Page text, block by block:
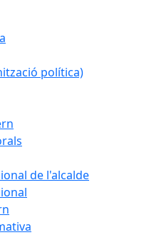
política)
de l'alcalde